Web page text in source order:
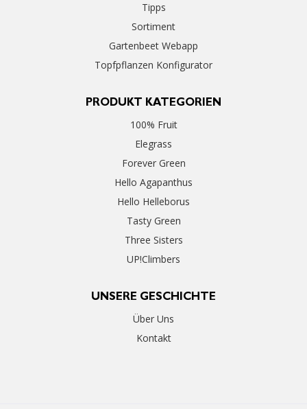
Tipps
Sortiment
Gartenbeet Webapp
Topfpflanzen Konfigurator
PRODUKT KATEGORIEN
100% Fruit
Elegrass
Forever Green
Hello Agapanthus
Hello Helleborus
Tasty Green
Three Sisters
UP!Climbers
UNSERE GESCHICHTE
Über Uns
Kontakt